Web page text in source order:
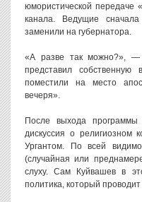
юмористической передаче
канала. Ведущие
заменили на губернатора.
«А разве так можно?», —
представил
поместили на место
вечеря».
После выхода
дискуссия о религиозном
Ургантом. По всей
(случайная или
слуху. Сам Куйвашев в
политика, который